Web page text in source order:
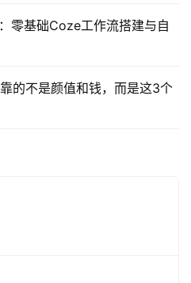
零基础Coze工作流搭建与自
的不是颜值和钱，而是这3个